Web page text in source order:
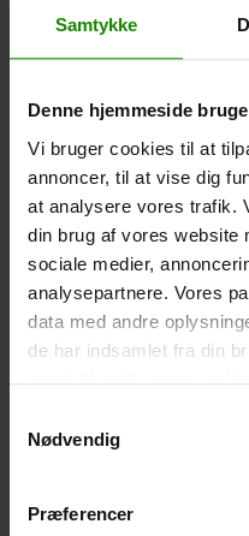
Samtykke
Denne hjemmeside
Vi bruger cookies til at
annoncer, til at vise dig
at analysere vores trafik.
din brug af vores website
sociale medier,
analysepartnere. Vores
data med andre
de har indsamlet fra din
Nødvendig
Præferencer
werden,
Zelt – Grand Canyon
Zeltgröße zu
Fischernetz für Kinder (+
Regenponcho (+